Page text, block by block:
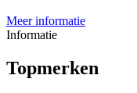
Meer informatie
Informatie
Topmerken